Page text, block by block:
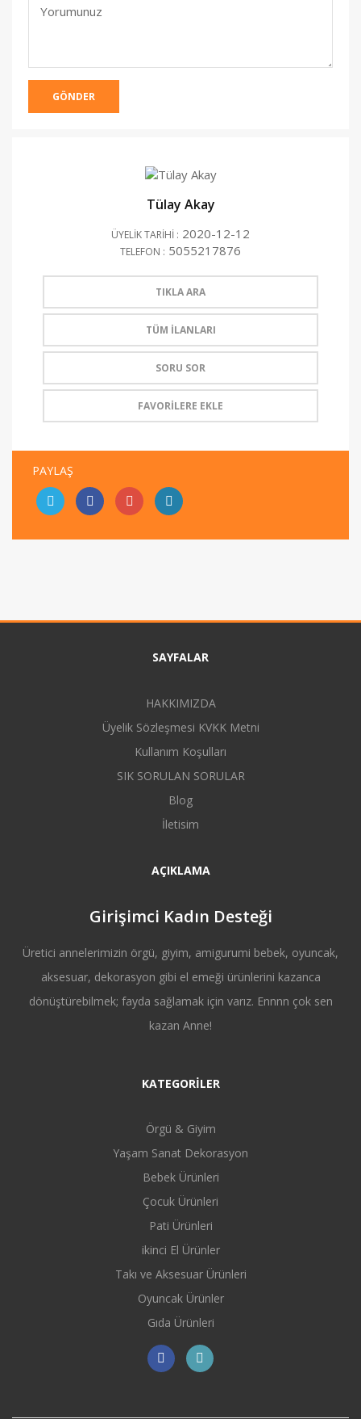
Yorumunuz
GÖNDER
Tülay Akay
ÜYELİK TARİHİ : 2020-12-12
TELEFON : 5055217876
TIKLA ARA
TÜM İLANLARI
SORU SOR
FAVORİLERE EKLE
PAYLAŞ
SAYFALAR
HAKKIMIZDA
Üyelik Sözleşmesi KVKK Metni
Kullanım Koşulları
SIK SORULAN SORULAR
Blog
İletisim
AÇIKLAMA
Girişimci Kadın Desteği
Üretici annelerimizin örgü, giyim, amigurumi bebek, oyuncak,
aksesuar, dekorasyon gibi el emeği ürünlerini kazanca
dönüştürebilmek; fayda sağlamak için varız. Ennnn çok sen
kazan Anne!
KATEGORİLER
Örgü & Giyim
Yaşam Sanat Dekorasyon
Bebek Ürünleri
Çocuk Ürünleri
Pati Ürünleri
ikinci El Ürünler
Takı ve Aksesuar Ürünleri
Oyuncak Ürünler
Gıda Ürünleri